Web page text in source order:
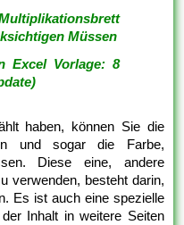
Müssen
Excel Vorlage: 8
haben, können Sie die
und sogar die Farbe,
Diese eine, andere
verwenden, besteht darin,
Es ist auch eine spezielle
Inhalt in weitere Seiten